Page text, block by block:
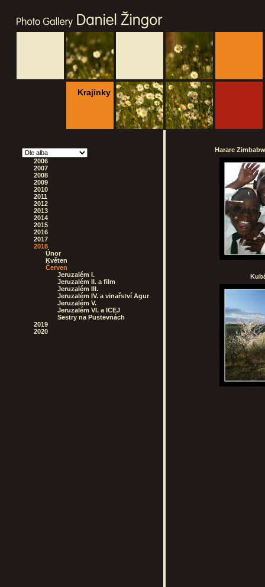
Krajinky
2006
2007
2008
2009
2010
2011
2012
2013
2014
2015
2016
2017
2018
Únor
Květen
Červen
Jeruzalém I.
Jeruzalém II. a film
Jeruzalém III.
Jeruzalém IV. a vinařství Agur
Jeruzalém V.
Jeruzalém VI. a ICEJ
Sestry na Pustevnách
2019
2020
Harare